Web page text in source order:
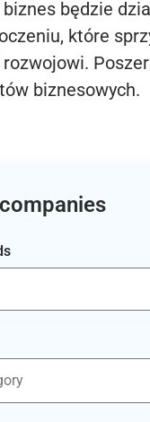
będzie
które
biznesowych.